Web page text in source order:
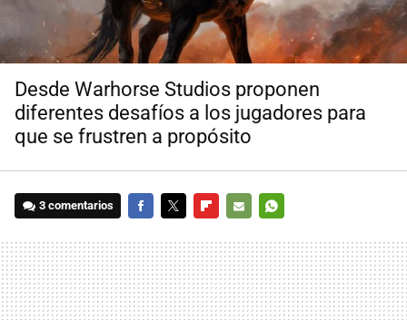
Desde Warhorse Studios proponen
diferentes desafíos a los jugadores para
que se frustren a propósito
3 comentarios
MAIL